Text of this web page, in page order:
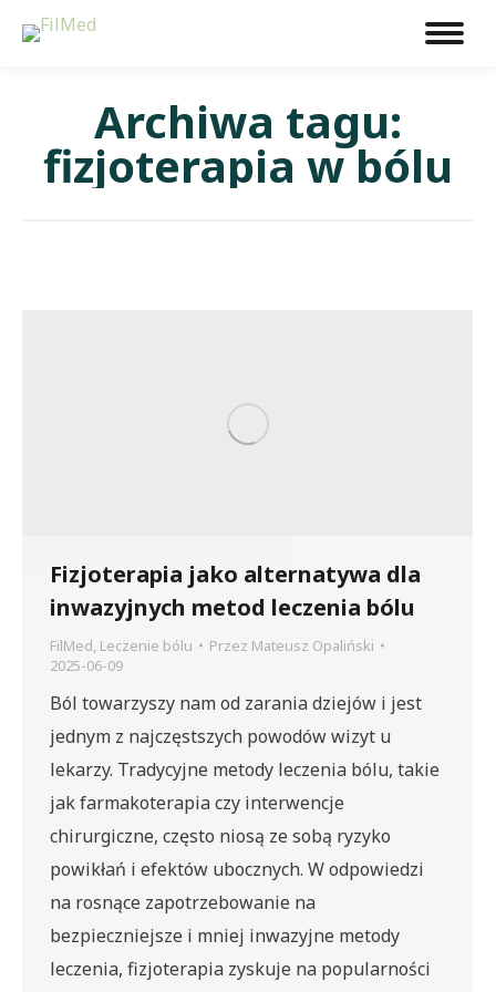
Archiwa tagu:
fizjoterapia w bólu
Fizjoterapia jako alternatywa dla
inwazyjnych metod leczenia bólu
FilMed Leczenie bólu Przez Mateusz Opaliński
2025-06-09
Ból towarzyszy nam od zarania dziejów i jest
jednym z najczęstszych powodów wizyt u
lekarzy. Tradycyjne metody leczenia bólu, takie
jak farmakoterapia czy interwencje
chirurgiczne, często niosą ze sobą ryzyko
powikłań i efektów ubocznych. W odpowiedzi
na rosnące zapotrzebowanie na
bezpieczniejsze i mniej inwazyjne metody
leczenia, fizjoterapia zyskuje na popularności